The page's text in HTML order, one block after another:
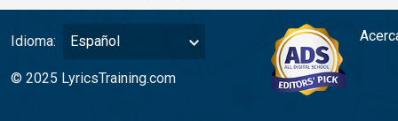
Idioma: Español
© 2025 LyricsTraining.com